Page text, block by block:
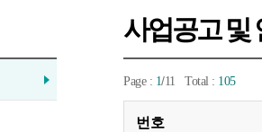
사업공고 및
Page : 1/11 Total : 105
번호